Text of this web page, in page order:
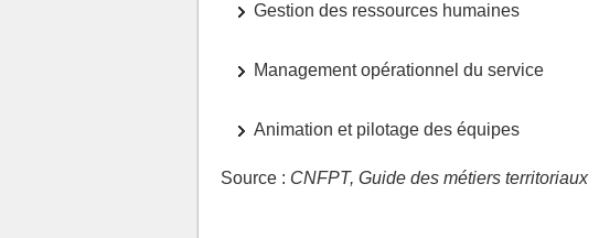
Gestion des ressources humaines
Management opérationnel du service
Animation et pilotage des équipes
Source : CNFPT, Guide des métiers territoriaux